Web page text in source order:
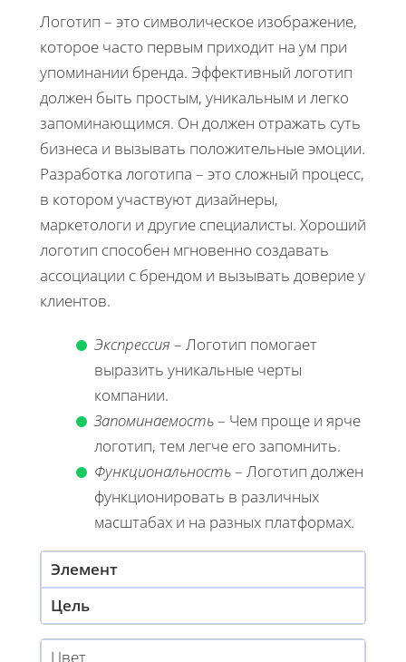
Логотип – это символическое изображение,
которое часто первым приходит на ум при
упоминании бренда. Эффективный логотип
должен быть простым, уникальным и легко
запоминающимся. Он должен отражать суть
бизнеса и вызывать положительные эмоции.
Разработка логотипа – это сложный процесс,
в котором участвуют дизайнеры,
маркетологи и другие специалисты. Хороший
логотип способен мгновенно создавать
ассоциации с брендом и вызывать доверие у
клиентов.
Экспрессия – Логотип помогает
выразить уникальные черты
компании.
Запоминаемость– Чем проще и ярче
логотип, тем легче его запомнить.
Функциональность– Логотип должен
функционировать в различных
масштабах и на разных платформах.
Элемент
Цель
Цвет